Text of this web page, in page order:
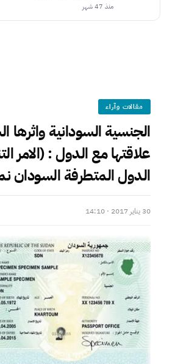
منذ 47 شهر
مقالات وآراء
الجنسية السودانية
علاقتها مع الدول : (الامر
الدول المتطرفة السودان
30 يناير 2017 · 14:10